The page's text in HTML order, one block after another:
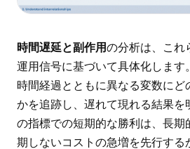
時間遅延と副作用の分析は、これ
運用信号に基づいて具体化します
時間経過とともに異なる変数にど
かを追跡し、遅れて現れる結果を
の指標での短期的な勝利は、長期
期しないコストの急増を先行する